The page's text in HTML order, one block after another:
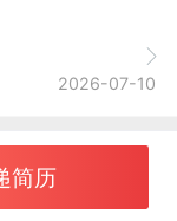
2026-07-10
简历